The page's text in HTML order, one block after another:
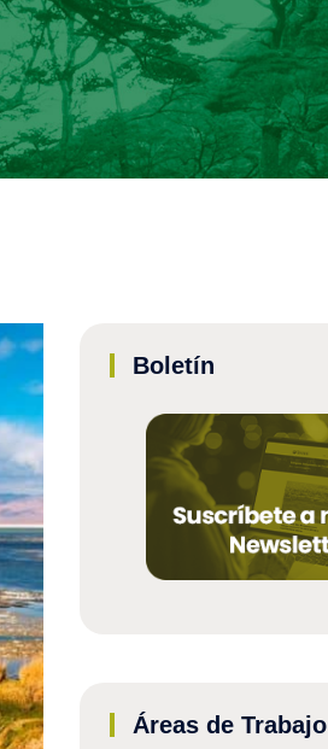
Boletín
Áreas de Trabajo